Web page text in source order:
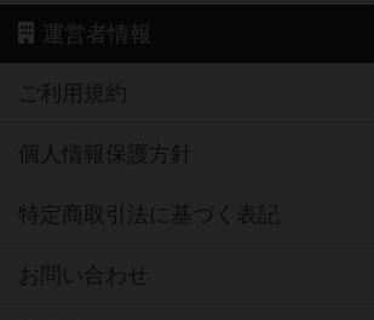
運営者情報
ご利用規約
個人情報保護方針
特定商取引法に基づく表記
お問い合わせ